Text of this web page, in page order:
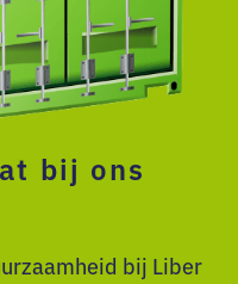
bij ons
bij Liber